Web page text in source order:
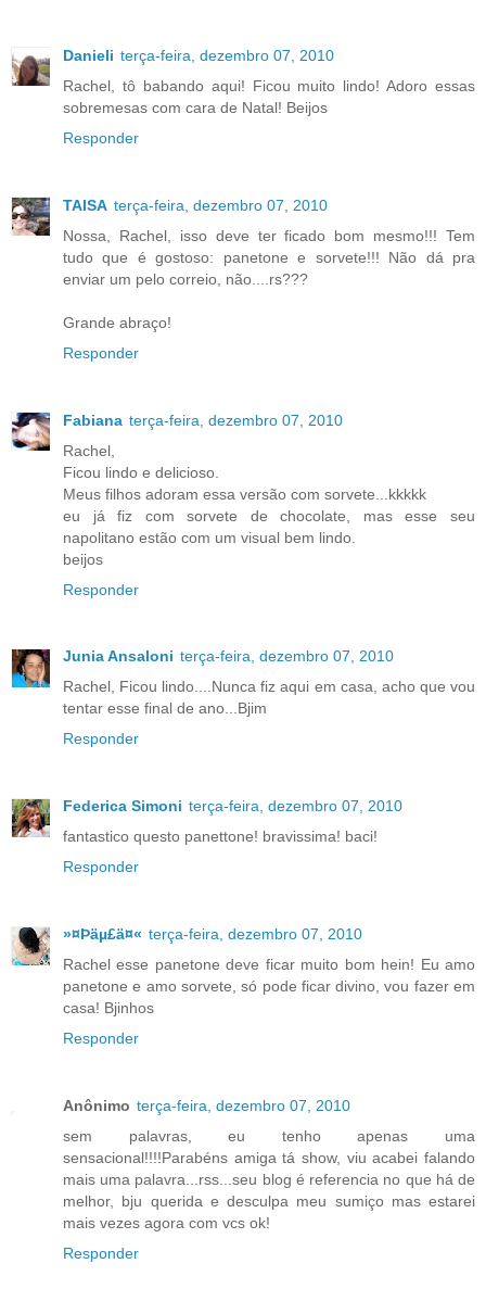
Danieli terça-feira, dezembro 07, 2010
Rachel, tô babando aqui! Ficou muito lindo! Adoro essas
sobremesas com cara de Natal! Beijos
Responder
TAISA terça-feira, dezembro 07, 2010
Nossa, Rachel, isso deve ter ficado bom mesmo!!! Tem
tudo que é gostoso: panetone e sorvete!!! Não dá pra
enviar um pelo correio, não....rs???
Grande abraço!
Responder
Fabiana terça-feira, dezembro 07, 2010
Rachel,
Ficou lindo e delicioso.
Meus filhos adoram essa versão com sorvete...kkkkk
eu já fiz com sorvete de chocolate, mas esse seu
napolitano estão com um visual bem lindo.
beijos
Responder
Junia Ansaloni terça-feira, dezembro 07, 2010
Rachel, Ficou lindo....Nunca fiz aqui em casa, acho que vou
tentar esse final de ano...Bjim
Responder
Federica Simoni terça-feira, dezembro 07, 2010
fantastico questo panettone! bravissima! baci!
Responder
»¤Þäµ£ä¤« terça-feira, dezembro 07, 2010
Rachel esse panetone deve ficar muito bom hein! Eu amo
panetone e amo sorvete, só pode ficar divino, vou fazer em
casa! Bjinhos
Responder
Anônimo terça-feira, dezembro 07, 2010
sem palavras, eu tenho apenas uma
sensacional!!!!Parabéns amiga tá show, viu acabei falando
mais uma palavra...rss...seu blog é referencia no que há de
melhor, bju querida e desculpa meu sumiço mas estarei
mais vezes agora com vcs ok!
Responder